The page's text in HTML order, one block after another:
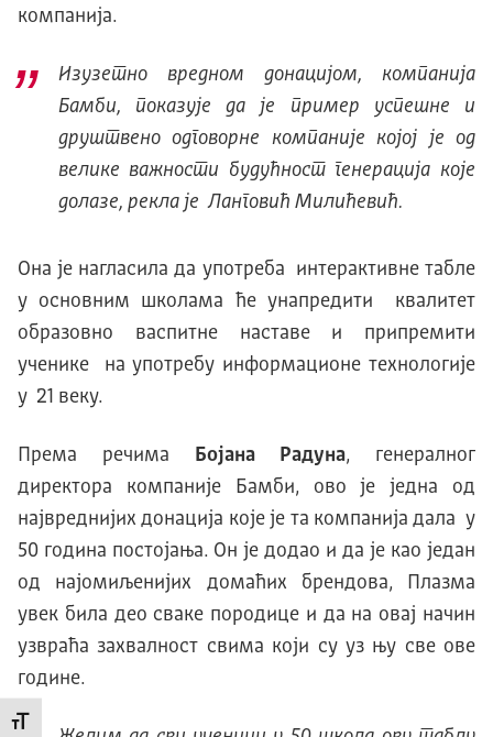
Промени величину слова
компанија.
Изузетно вредном донацијом, компанија
Бамби, показује да је пример успешне и
друштвено одговорне компаније којој је од
велике важности будућност генерација које
долазе, рекла је Ланговић Милићевић.
Она је нагласила да употреба интерактивне табле
у основним школама ће унапредити квалитет
образовно васпитне наставе и припремити
ученике на употребу информационе технологије
у 21 веку.
Према речима Бојана Радуна, генералног
директора компаније Бамби, ово је једна од
највреднијих донација које је та компанија дала у
50 година постојања. Он је додао и да је као један
од најомиљенијих домаћих брендова, Плазма
увек била део сваке породице и да на овај начин
узвраћа захвалност свима који су уз њу све ове
године.